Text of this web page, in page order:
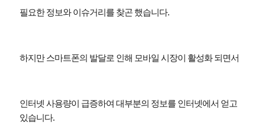
필요한 정보와 이슈거리를 찾곤 했습니다.
하지만 스마트폰의 발달로 인해 모바일 시장이 활성화 되면서
인터넷 사용량이 급증하여 대부분의 정보를 인터넷에서 얻고
있습니다.